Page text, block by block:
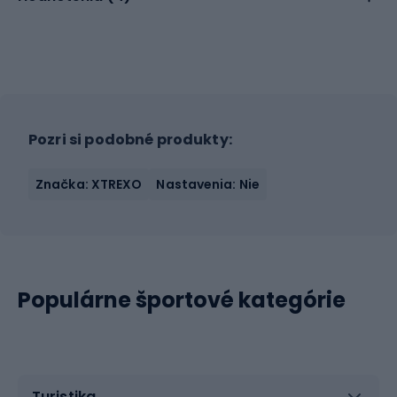
Pozri si podobné produkty:
Značka: XTREXO Nastavenia: Nie
Populárne športové kategórie